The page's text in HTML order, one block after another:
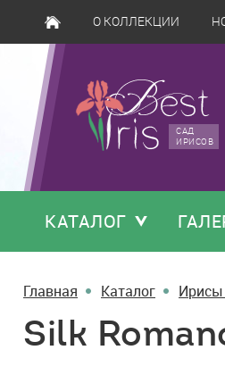
О КОЛЛЕКЦИИ
САД
ИРИСОВ
КАТАЛОГ
Главная Каталог Ирисы
Silk